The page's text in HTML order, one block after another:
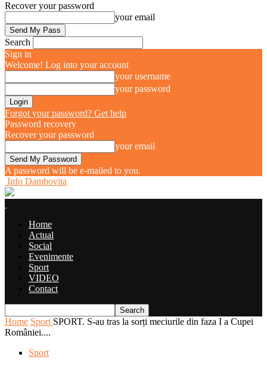
Recover your password
your email
Search
Sign in
Welcome! Log into your account
your username
your password
Forgot your password? Get help
Password recovery
Recover your password
your email
A password will be e-mailed to you.
Info Dambovita
Home
Actual
Social
Evenimente
Sport
VIDEO
Contact
Home Sport SPORT. S-au tras la sorți meciurile din faza I a Cupei
României....
Sport